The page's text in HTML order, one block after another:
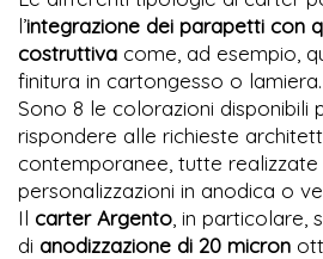
l’integrazione dei parapetti con
costruttiva come, ad esempio,
finitura in cartongesso o lamiera.
Sono 8 le colorazioni disponibili
rispondere alle richieste
contemporanee, tutte realizzate
personalizzazioni in anodica o
Il carter Argento , in particolare,
di anodizzazione di 20 micron